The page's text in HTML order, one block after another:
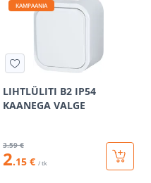
KAMPAANIA
LIHTLÜLITI B2 IP54
KAANEGA VALGE
3.59 €
2.15 € / tk